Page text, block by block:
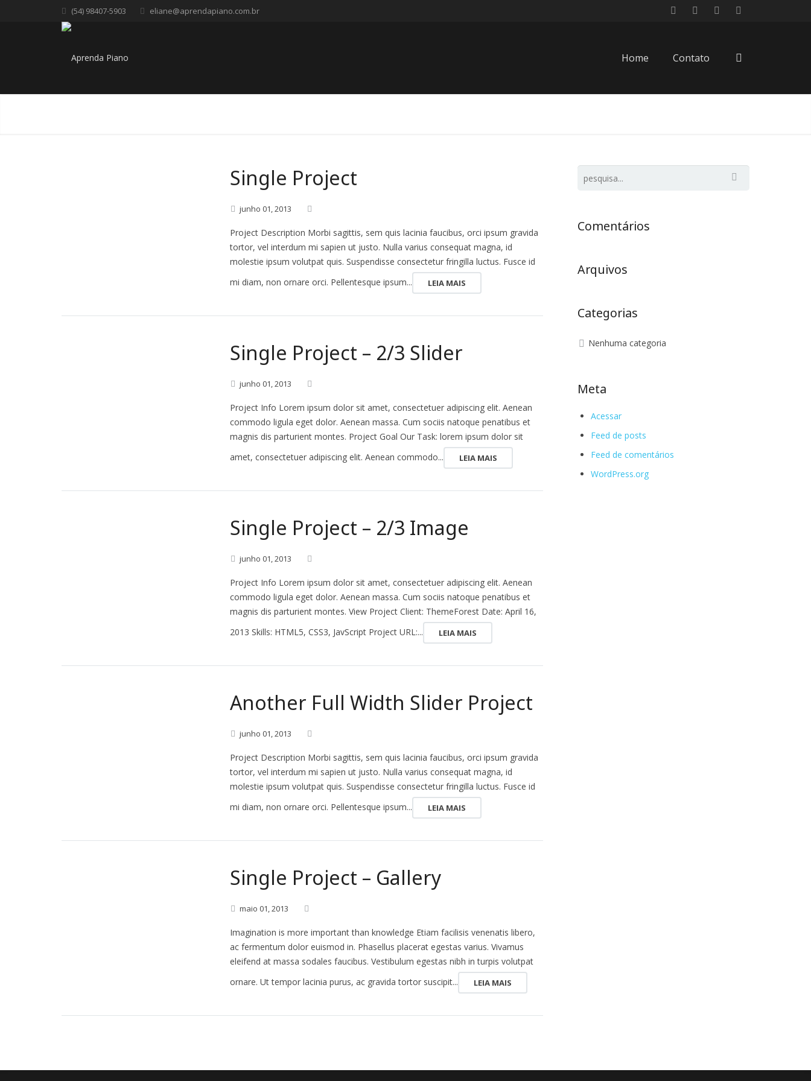
(54) 98407-5903 eliane@aprendapiano.com.br
Home Contato
Single Project
junho 01,2013
Project Description Morbi sagittis, sem quis lacinia faucibus, orci ipsum gravida
tortor, vel interdum mi sapien ut justo. Nulla varius consequat magna, id
molestie ipsum volutpat quis. Suspendisse consectetur fringilla luctus. Fusce id
mi diam, non ornare orci. Pellentesque ipsum...
LEIA MAIS
Single Project – 2/3 Slider
junho 01,2013
Project Info Lorem ipsum dolor sit amet, consectetuer adipiscing elit. Aenean
commodo ligula eget dolor. Aenean massa. Cum sociis natoque penatibus et
magnis dis parturient montes. Project Goal Our Task: lorem ipsum dolor sit
amet, consectetuer adipiscing elit. Aenean commodo...
LEIA MAIS
Single Project – 2/3 Image
junho 01,2013
Project Info Lorem ipsum dolor sit amet, consectetuer adipiscing elit. Aenean
commodo ligula eget dolor. Aenean massa. Cum sociis natoque penatibus et
magnis dis parturient montes. View Project Client: ThemeForest Date: April 16,
2013 Skills: HTML5, CSS3, JavScript Project URL:...
LEIA MAIS
Another Full Width Slider Project
junho 01,2013
Project Description Morbi sagittis, sem quis lacinia faucibus, orci ipsum gravida
tortor, vel interdum mi sapien ut justo. Nulla varius consequat magna, id
molestie ipsum volutpat quis. Suspendisse consectetur fringilla luctus. Fusce id
mi diam, non ornare orci. Pellentesque ipsum...
LEIA MAIS
Single Project – Gallery
maio 01,2013
Imagination is more important than knowledge Etiam facilisis venenatis libero,
ac fermentum dolor euismod in. Phasellus placerat egestas varius. Vivamus
eleifend at massa sodales faucibus. Vestibulum egestas nibh in turpis volutpat
ornare. Ut tempor lacinia purus, ac gravida tortor suscipit...
LEIA MAIS
Comentários
Arquivos
Categorias
Nenhuma categoria
Meta
Acessar
Feed de posts
Feed de comentários
WordPress.org